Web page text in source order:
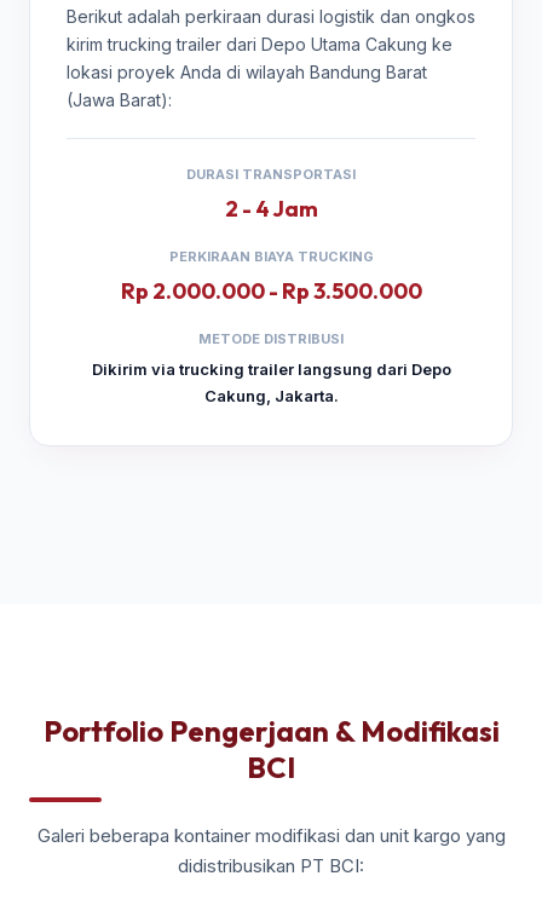
Berikut adalah perkiraan durasi logistik dan ongkos
kirim trucking trailer dari Depo Utama Cakung ke
lokasi proyek Anda di wilayah Bandung Barat
(Jawa Barat):
DURASI TRANSPORTASI
2 - 4 Jam
PERKIRAAN BIAYA TRUCKING
Rp 2.000.000 - Rp 3.500.000
METODE DISTRIBUSI
Dikirim via trucking trailer langsung dari Depo
Cakung, Jakarta.
Portfolio Pengerjaan & Modifikasi
BCI
Galeri beberapa kontainer modifikasi dan unit kargo yang
didistribusikan PT BCI: